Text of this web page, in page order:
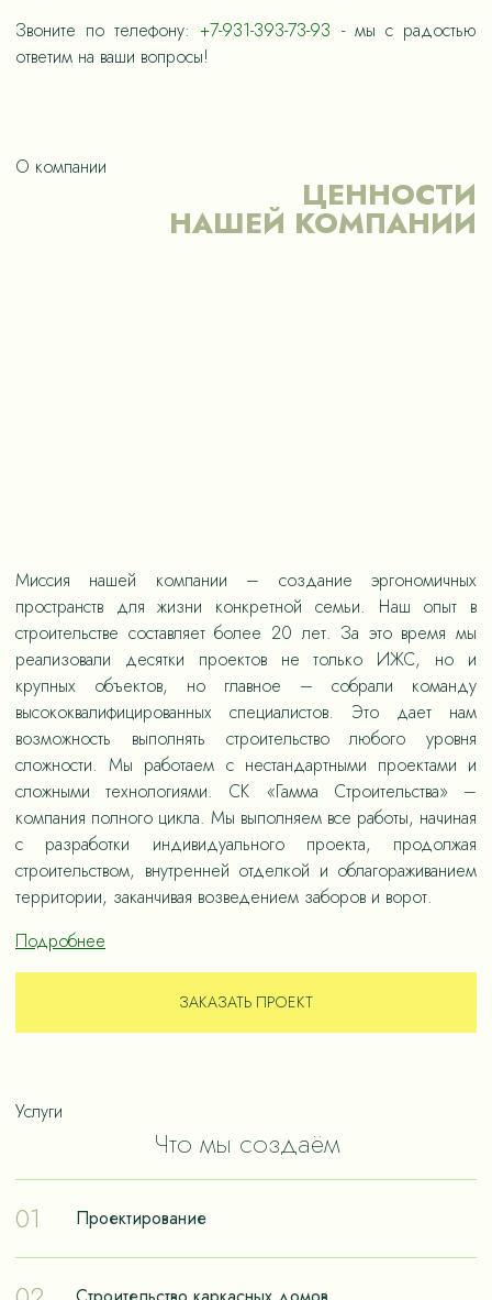
Звоните по телефону:+7-931-393-73-93 - мы с радостью
ответим на ваши вопросы!
О компании
ЦЕННОСТИ
НАШЕЙ КОМПАНИИ
Миссия нашей компании – создание эргономичных
пространств для жизни конкретной семьи. Наш опыт в
строительстве составляет более 20 лет. За это время мы
реализовали десятки проектов не только ИЖС, но и
крупных объектов, но главное – собрали команду
высококвалифицированных специалистов. Это дает нам
возможность выполнять строительство любого уровня
сложности. Мы работаем с нестандартными проектами и
сложными технологиями. СК «Гамма Строительства» –
компания полного цикла. Мы выполняем все работы, начиная
с разработки индивидуального проекта, продолжая
строительством, внутренней отделкой и облагораживанием
территории, заканчивая возведением заборов и ворот.
Подробнее
ЗАКАЗАТЬ ПРОЕКТ
Услуги
Что мы создаём
01
Проектирование